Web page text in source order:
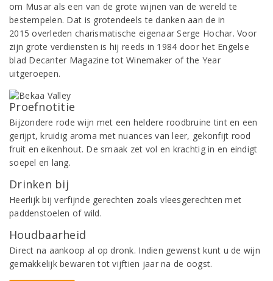
om Musar als een van de grote wijnen van de wereld te
bestempelen. Dat is grotendeels te danken aan de in
2015 overleden charismatische eigenaar Serge Hochar. Voor
zijn grote verdiensten is hij reeds in 1984 door het Engelse
blad Decanter Magazine tot Winemaker of the Year
uitgeroepen.
Proefnotitie
Bijzondere rode wijn met een heldere roodbruine tint en een
gerijpt, kruidig aroma met nuances van leer, gekonfijt rood
fruit en eikenhout. De smaak zet vol en krachtig in en eindigt
soepel en lang.
Drinken bij
Heerlijk bij verfijnde gerechten zoals vleesgerechten met
paddenstoelen of wild.
Houdbaarheid
Direct na aankoop al op dronk. Indien gewenst kunt u de wijn
gemakkelijk bewaren tot vijftien jaar na de oogst.